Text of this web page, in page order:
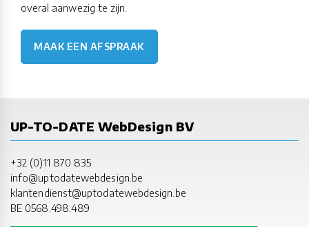
overal aanwezig te zijn.
MAAK EEN AFSPRAAK
UP-TO-DATE WebDesign BV
+32 (0)11 870 835
info@uptodatewebdesign.be
klantendienst@uptodatewebdesign.be
BE 0568.498.489